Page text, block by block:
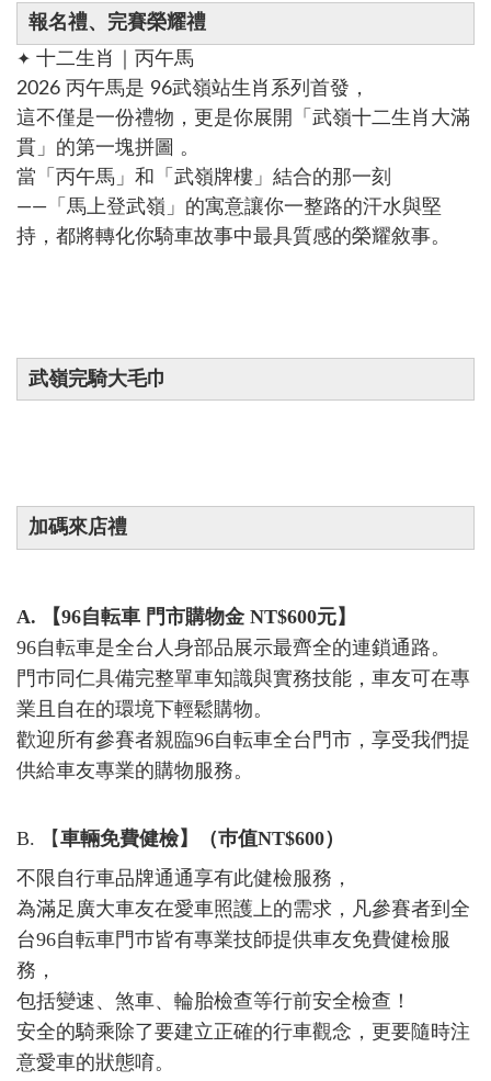
報名禮、完賽榮耀禮
✦ 十二生肖｜丙午馬
2026 丙午馬是 96武嶺站生肖系列首發，
這不僅是一份禮物，更是你展開「武嶺十二生肖大滿
貫」的第一塊拼圖 。
當「丙午馬」和「武嶺牌樓」結合的那一刻
——「馬上登武嶺」的寓意讓你一整路的汗水與堅
持，都將轉化你騎車故事中最具質感的榮耀敘事。
武嶺完騎大毛巾
加碼來店禮
A. 【96自転車 門市購物金 NT$600元】
96自転車是全台人身部品展示最齊全的連鎖通路。
門巿同仁具備完整單車知識與實務技能，車友可在專
業且自在的環境下輕鬆購物。
歡迎所有參賽者親臨96自転車全台門市，享受我們提
供給車友專業的購物服務。
B. 【車輛免費健檢】（巿值NT$600）
不限自行車品牌通通享有此健檢服務，
為滿足廣大車友在愛車照護上的需求，凡參賽者到全
台96自転車門巿皆有專業技師提供車友免費健檢服
務，
包括變速、煞車、輪胎檢查等行前安全檢查！
安全的騎乘除了要建立正確的行車觀念，更要隨時注
意愛車的狀態唷。